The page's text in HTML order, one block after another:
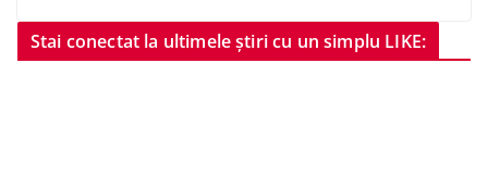
Stai conectat la ultimele știri cu un simplu LIKE: